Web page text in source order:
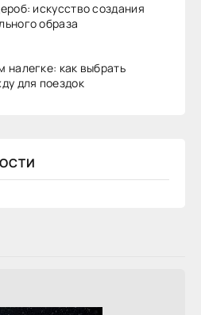
искусство создания
образа
налегке: как выбрать
для поездок